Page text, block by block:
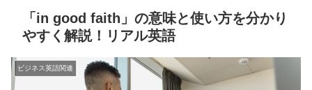
「in good faith」の意味と使い方を分かり
やすく解説！リアル英語
ビジネス英語関連